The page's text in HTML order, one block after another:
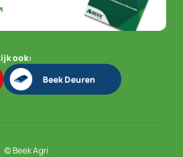
© Beek Agri
ook:
Beek Deuren